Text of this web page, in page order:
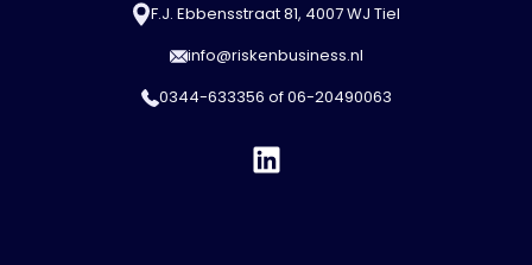
F.J. Ebbensstraat 81, 4007 WJ Tiel
info@riskenbusiness.nl
0344-633356 of06-20490063